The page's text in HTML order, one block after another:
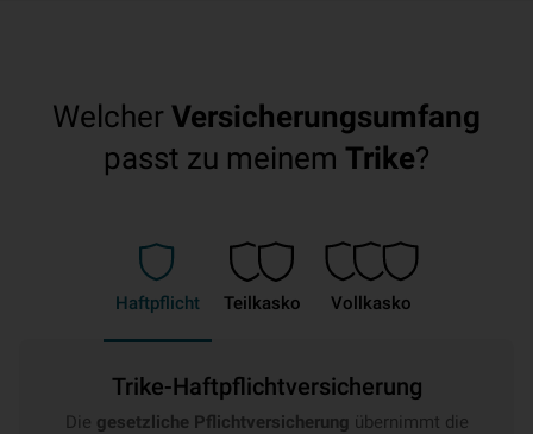
Welcher Versicherungsumfang
passt zu meinem Trike?
Haftpflicht Teilkasko Vollkasko
Trike-Haftpflichtversicherung
Die gesetzliche Pflichtversicherung übernimmt die